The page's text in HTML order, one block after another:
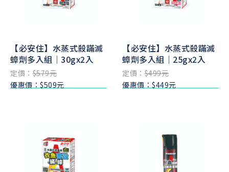
【必安住】水蒸式殺蹣滅
蟑劑多入組｜30gx2入
定價：$579元
優惠價：$509元
【必安住】水蒸式殺蹣滅
蟑劑多入組｜25gx2入
定價：$499元
優惠價：$449元